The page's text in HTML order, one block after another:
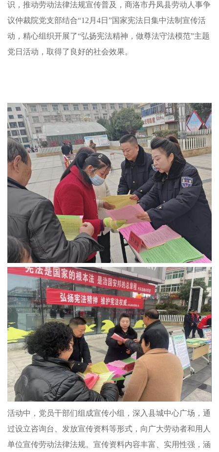
识，推动劳动法律法规宣传普及，商洛市丹凤县劳动人事争
议仲裁院党支部结合“12月4日”国家宪法日集中法制宣传活
动，精心组织开展了“弘扬宪法精神，做尊法守法模范”主题
党日活动，取得了良好的社会效果。
活动中，党员干部们组成宣传小组，深入县城中心广场，通
过设立咨询台、发放宣传资料等形式，向广大劳动者和用人
单位宣传劳动法律法规。宣传资料内容丰富、实用性强，涵